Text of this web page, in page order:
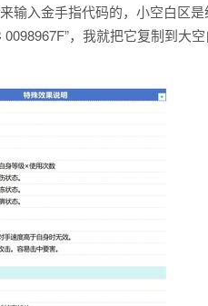
输入金手指代码的，小空白区
，我就把它复制到大